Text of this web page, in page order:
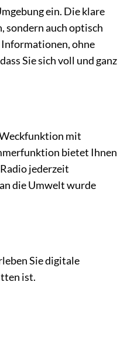
ein. Die klare
sondern auch optisch
ohne
Sie sich voll und ganz
mit
bietet Ihnen
jederzeit
die Umwelt wurde
Sie digitale
ist.